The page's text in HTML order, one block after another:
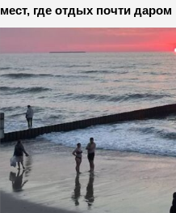
мест, где отдых почти даром